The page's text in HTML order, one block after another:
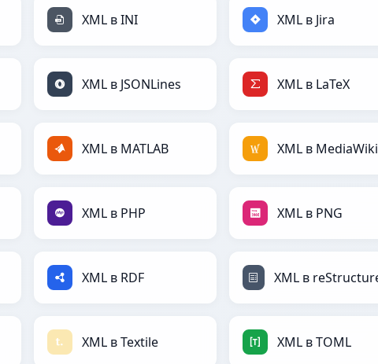
XML в INI XML в Jira
XML в JSONLines XML в LaTeX
XML в MATLAB XML в MediaWiki
XML в PHP XML в PNG
XML в RDF
XML в Textile XML в TOML